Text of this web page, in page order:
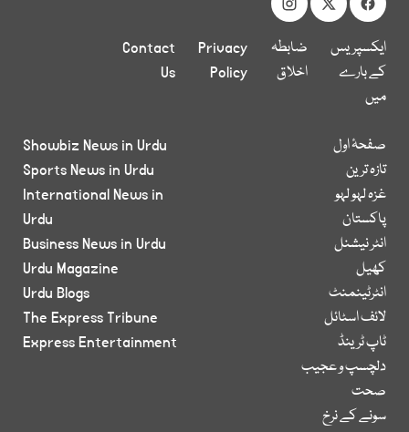
ایکسپریس
کے بارے
میں
ضابطہ
اخلاق
Privacy
Policy
Contact
Us
صفحۂ اول
تازہ ترین
غزہ لہو لہو
پاکستان
انٹر نیشنل
کھیل
انٹرٹینمنٹ
لائف اسٹائل
ٹاپ ٹرینڈ
دلچسپ و عجیب
صحت
سونے کے نرخ
Showbiz News in Urdu
Sports News in Urdu
International News in
Urdu
Business News in Urdu
Urdu Magazine
Urdu Blogs
The Express Tribune
Express Entertainment